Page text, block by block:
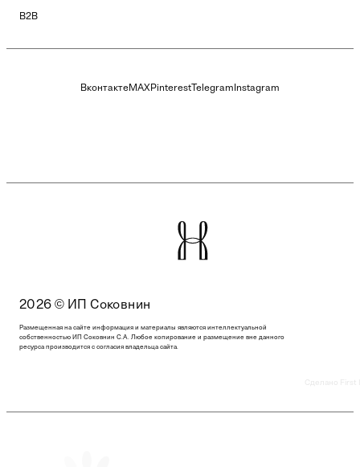
B2B
ВконтактеMAXPinterest Telegram Instagram
2026 © ИП Соковнин
Размещенная на сайте информация и материалы являются интеллектуальной
собственностью ИП Соковнин С.А. Любое копирование и размещение вне данного
ресурса производится с согласия владельца сайта.